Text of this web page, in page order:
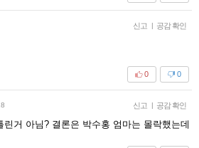
신고 | 공감 확인
0
0
신고 | 공감 확인
거 아님? 결론은 박수홍 엄마는 몰락했는데